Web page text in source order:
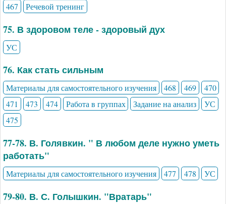
467 Речевой тренинг
75. В здоровом теле - здоровый дух
УС
76. Как стать сильным
Материалы для самостоятельного изучения 468 469
470
471
473 474 Работа в группах Задание на анализ
УС
475
77-78. В. Голявкин. " В любом деле нужно уметь
работать"
Материалы для самостоятельного изучения 477 478 УС
79-80. В. С. Голышкин. "Вратарь"